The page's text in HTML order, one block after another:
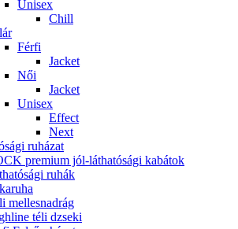
Unisex
Chill
Férfi
Jacket
Női
Jacket
Unisex
Effect
Next
ruházat
premium jól-láthatósági kabátok
ruhák
mellesnadrág
téli dzseki